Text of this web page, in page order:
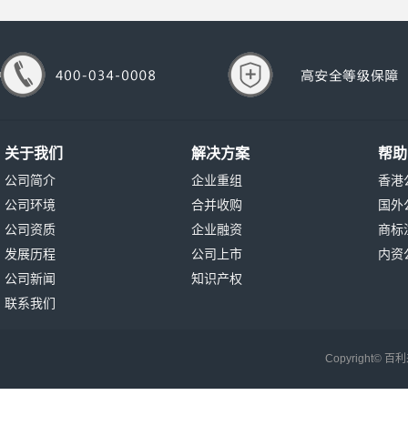
关于我们
公司简介
公司环境
公司资质
发展历程
公司新闻
联系我们
解决方案
企业重组
合并收购
企业融资
公司上市
知识产权
帮
香港
国外
商标
内资
Copyright© 百